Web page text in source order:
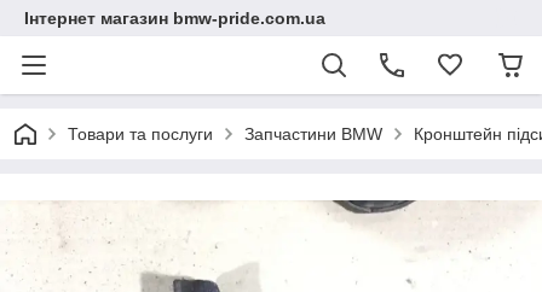
Інтернет магазин bmw-pride.com.ua
Товари та послуги Запчастини BMW Кронштейн